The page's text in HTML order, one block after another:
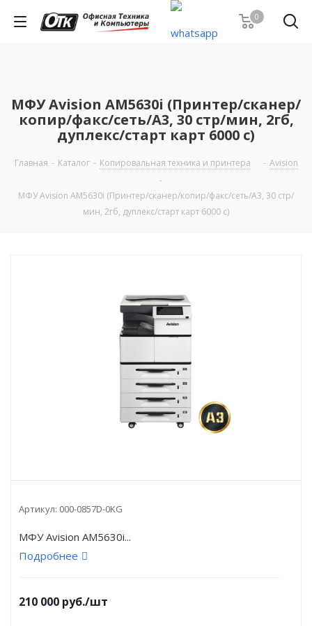
0
МФУ Avision AM5630i (Принтер/сканер/
копир/факс/сеть/A3, 30 стр/мин, 2гб,
дуплекс/старт карт 6000 с)
Главная - Каталог - Копировальная техника и принтера - Avision
-
МФУ Avision AM5630i (Принтер/сканер/копир/факс/сеть/A3, 30 стр/
мин, 2гб, дуплекс/старт карт 6000 с)
Артикул: 000-0857D-0KG
МФУ Avision AM5630i...
Подробнее
210 000 руб./шт